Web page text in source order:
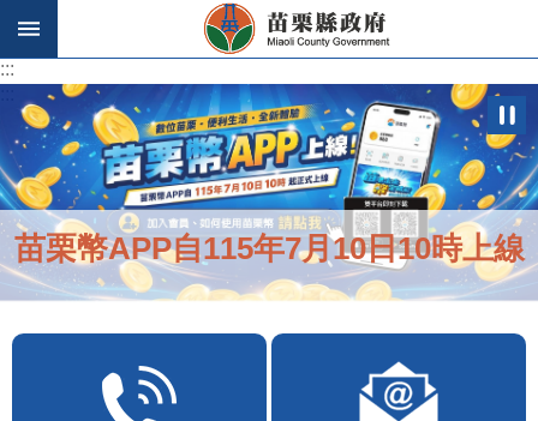
跳到主要內容區塊
:::
苗栗幣APP自115年7月10日10時上線